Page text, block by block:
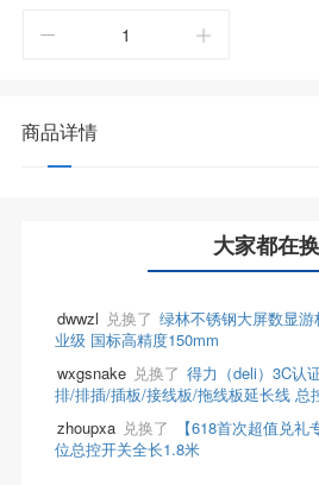
 
商品详情
大家都在换
dwwzl 兑换了 绿林不锈钢大屏数显
业级 国标高精度150mm
wxgsnake 兑换了 得力（deli）3C认
排/排插/插板/接线板/拖线板延长线 总
zhoupxa 兑换了
【618首次超值兑
位总控开关全长1.8米